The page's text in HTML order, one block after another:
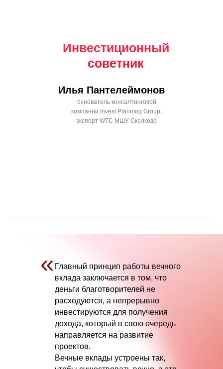
Илья Пантелеймонов
основатель консалтинговой
компании Invest Planning Group,
эксперт WTC МШУ Сколково
Инвестиционный
советник
« Главный принцип работы вечного
вклада заключается в том, что
деньги благотворителей не
расходуются, а непрерывно
инвестируются для получения
дохода, который в свою очередь
направляется на развитие
проектов.
Вечные вклады устроены так,